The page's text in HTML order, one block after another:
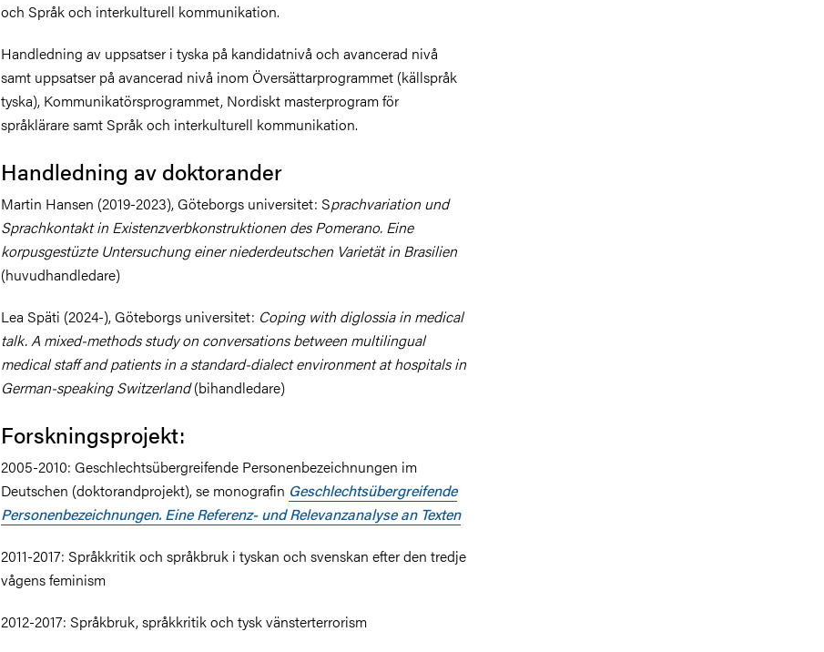
och Språk och interkulturell kommunikation.
Handledning av uppsatser i tyska på kandidatnivå och avancerad nivå
samt uppsatser på avancerad nivå inom Översättarprogrammet (källspråk
tyska), Kommunikatörsprogrammet, Nordiskt masterprogram för
språklärare samt Språk och interkulturell kommunikation.
Handledning av doktorander
Martin Hansen (2019-2023), Göteborgs universitet: Sprachvariation und
Sprachkontakt in Existenzverbkonstruktionen des Pomerano. Eine
korpusgestüzte Untersuchung einer niederdeutschen Varietät in Brasilien
(huvudhandledare)
Lea Späti (2024-), Göteborgs universitet: Coping with diglossia in medical
talk. A mixed-methods study on conversations between multilingual
medical staff and patients in a standard-dialect environment at hospitals in
German-speaking Switzerland(bihandledare)
Forskningsprojekt:
2005-2010: Geschlechtsübergreifende Personenbezeichnungen im
Deutschen (doktorandprojekt), se monografin Geschlechtsübergreifende
Personenbezeichnungen. Eine Referenz- und Relevanzanalyse an Texten
2011-2017: Språkkritik och språkbruk i tyskan och svenskan efter den tredje
vågens feminism
2012-2017: Språkbruk, språkkritik och tysk vänsterterrorism